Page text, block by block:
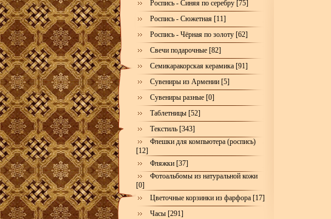
Роспись - Синяя по серебру [75]
Роспись - Сюжетная [11]
Роспись - Чёрная по золоту [62]
Свечи подарочные [82]
Семикаракорская керамика [91]
Сувениры из Армении [5]
Сувениры разные [0]
Таблетницы [52]
Текстиль [343]
Флешки для компьютера (роспись)
[12]
Фляжки [37]
Фотоальбомы из натуральной кожи
[0]
Цветочные корзинки из фарфора [17]
Часы [291]